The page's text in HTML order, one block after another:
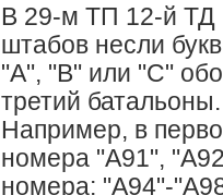
В 29-м ТП 12-й ТД
штабов несли
"А", "В" или "С"
третий
Например, в
номера "А91",
номера: "А94"-